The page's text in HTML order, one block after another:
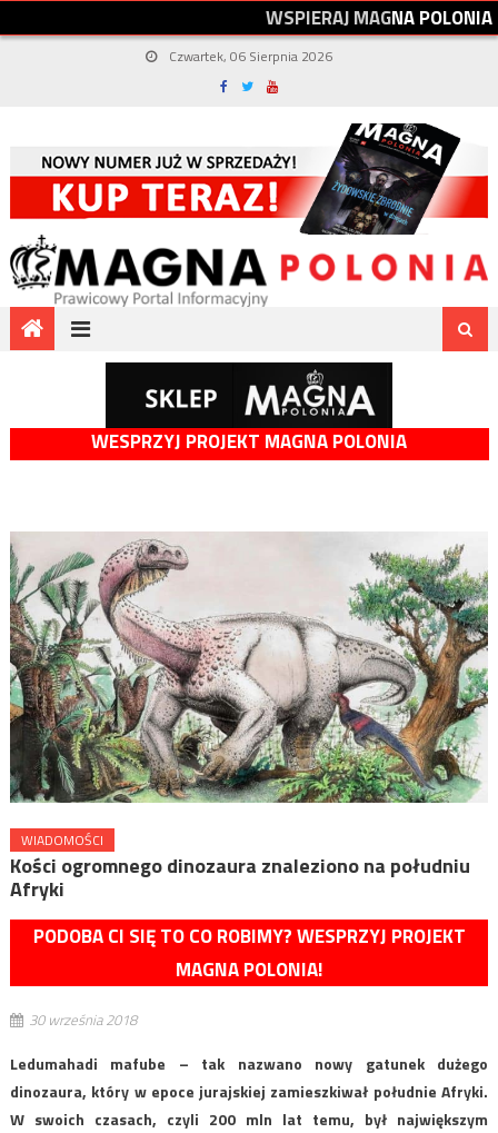
WSPIERAJMAGNAPOLONIA
Czwartek, 06 Sierpnia 2026
WESPRZYJ PROJEKT MAGNA POLONIA
WIADOMOŚCI
Kości ogromnego dinozaura znaleziono na południu
Afryki
PODOBA CI SIĘ TO CO ROBIMY? WESPRZYJ PROJEKT
MAGNA POLONIA!
30 września 2018
Ledumahadi mafube – tak nazwano nowy gatunek dużego
dinozaura, który w epoce jurajskiej zamieszkiwał południe Afryki.
W swoich czasach, czyli 200 mln lat temu, był największym